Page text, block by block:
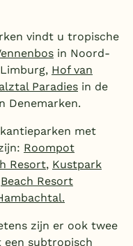
vindt u tropische
in Noord-
Hof van
Paradies in de
Denemarken.
met
Roompot
Resort, Kustpark
Beach Resort
zijn er ook twee
een subtropisch